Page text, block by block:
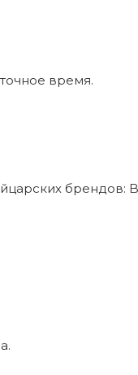
время.
брендов: